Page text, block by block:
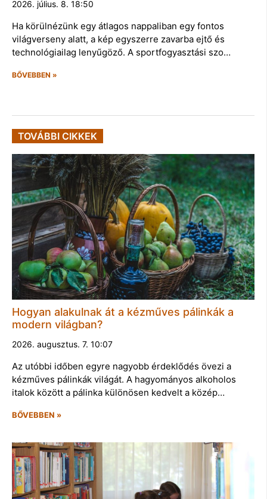
2026. július. 8. 18:50
Ha körülnézünk egy átlagos nappaliban egy fontos
világverseny alatt, a kép egyszerre zavarba ejtő és
technológiailag lenyűgöző. A sportfogyasztási szo…
BŐVEBBEN »
TOVÁBBI CIKKEK
Hogyan alakulnak át a kézműves pálinkák a
modern világban?
2026. augusztus. 7. 10:07
Az utóbbi időben egyre nagyobb érdeklődés övezi a
kézműves pálinkák világát. A hagyományos alkoholos
italok között a pálinka különösen kedvelt a közép…
BŐVEBBEN »